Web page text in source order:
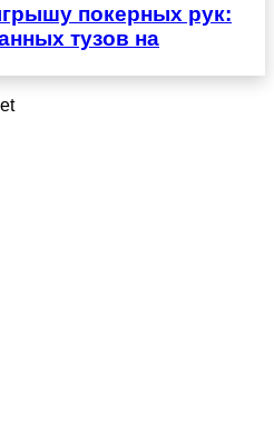
покерных рук:
тузов на